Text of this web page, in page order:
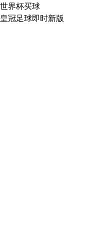
世界杯买球
皇冠足球即时新版